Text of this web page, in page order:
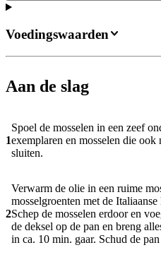
Aan de slag
1
Spoel de mosselen in een zeef
exemplaren en mosselen die
sluiten.
2
Verwarm de olie in een ruime
mosselgroenten met de
Schep de mosselen erdoor en
de deksel op de pan en breng
in ca. 10 min. gaar. Schud de
Voedingswaarden